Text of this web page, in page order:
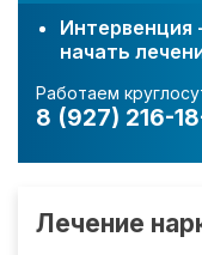
Интервенция
начать
Работаем
8 (927) 216-
Лечение